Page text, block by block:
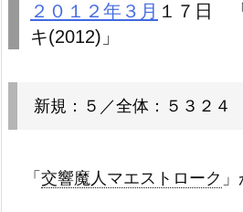
２０１２年３月 １７日
キ(2012)」
新規：５／全体：５３２４
「 交響魔人マエストローク